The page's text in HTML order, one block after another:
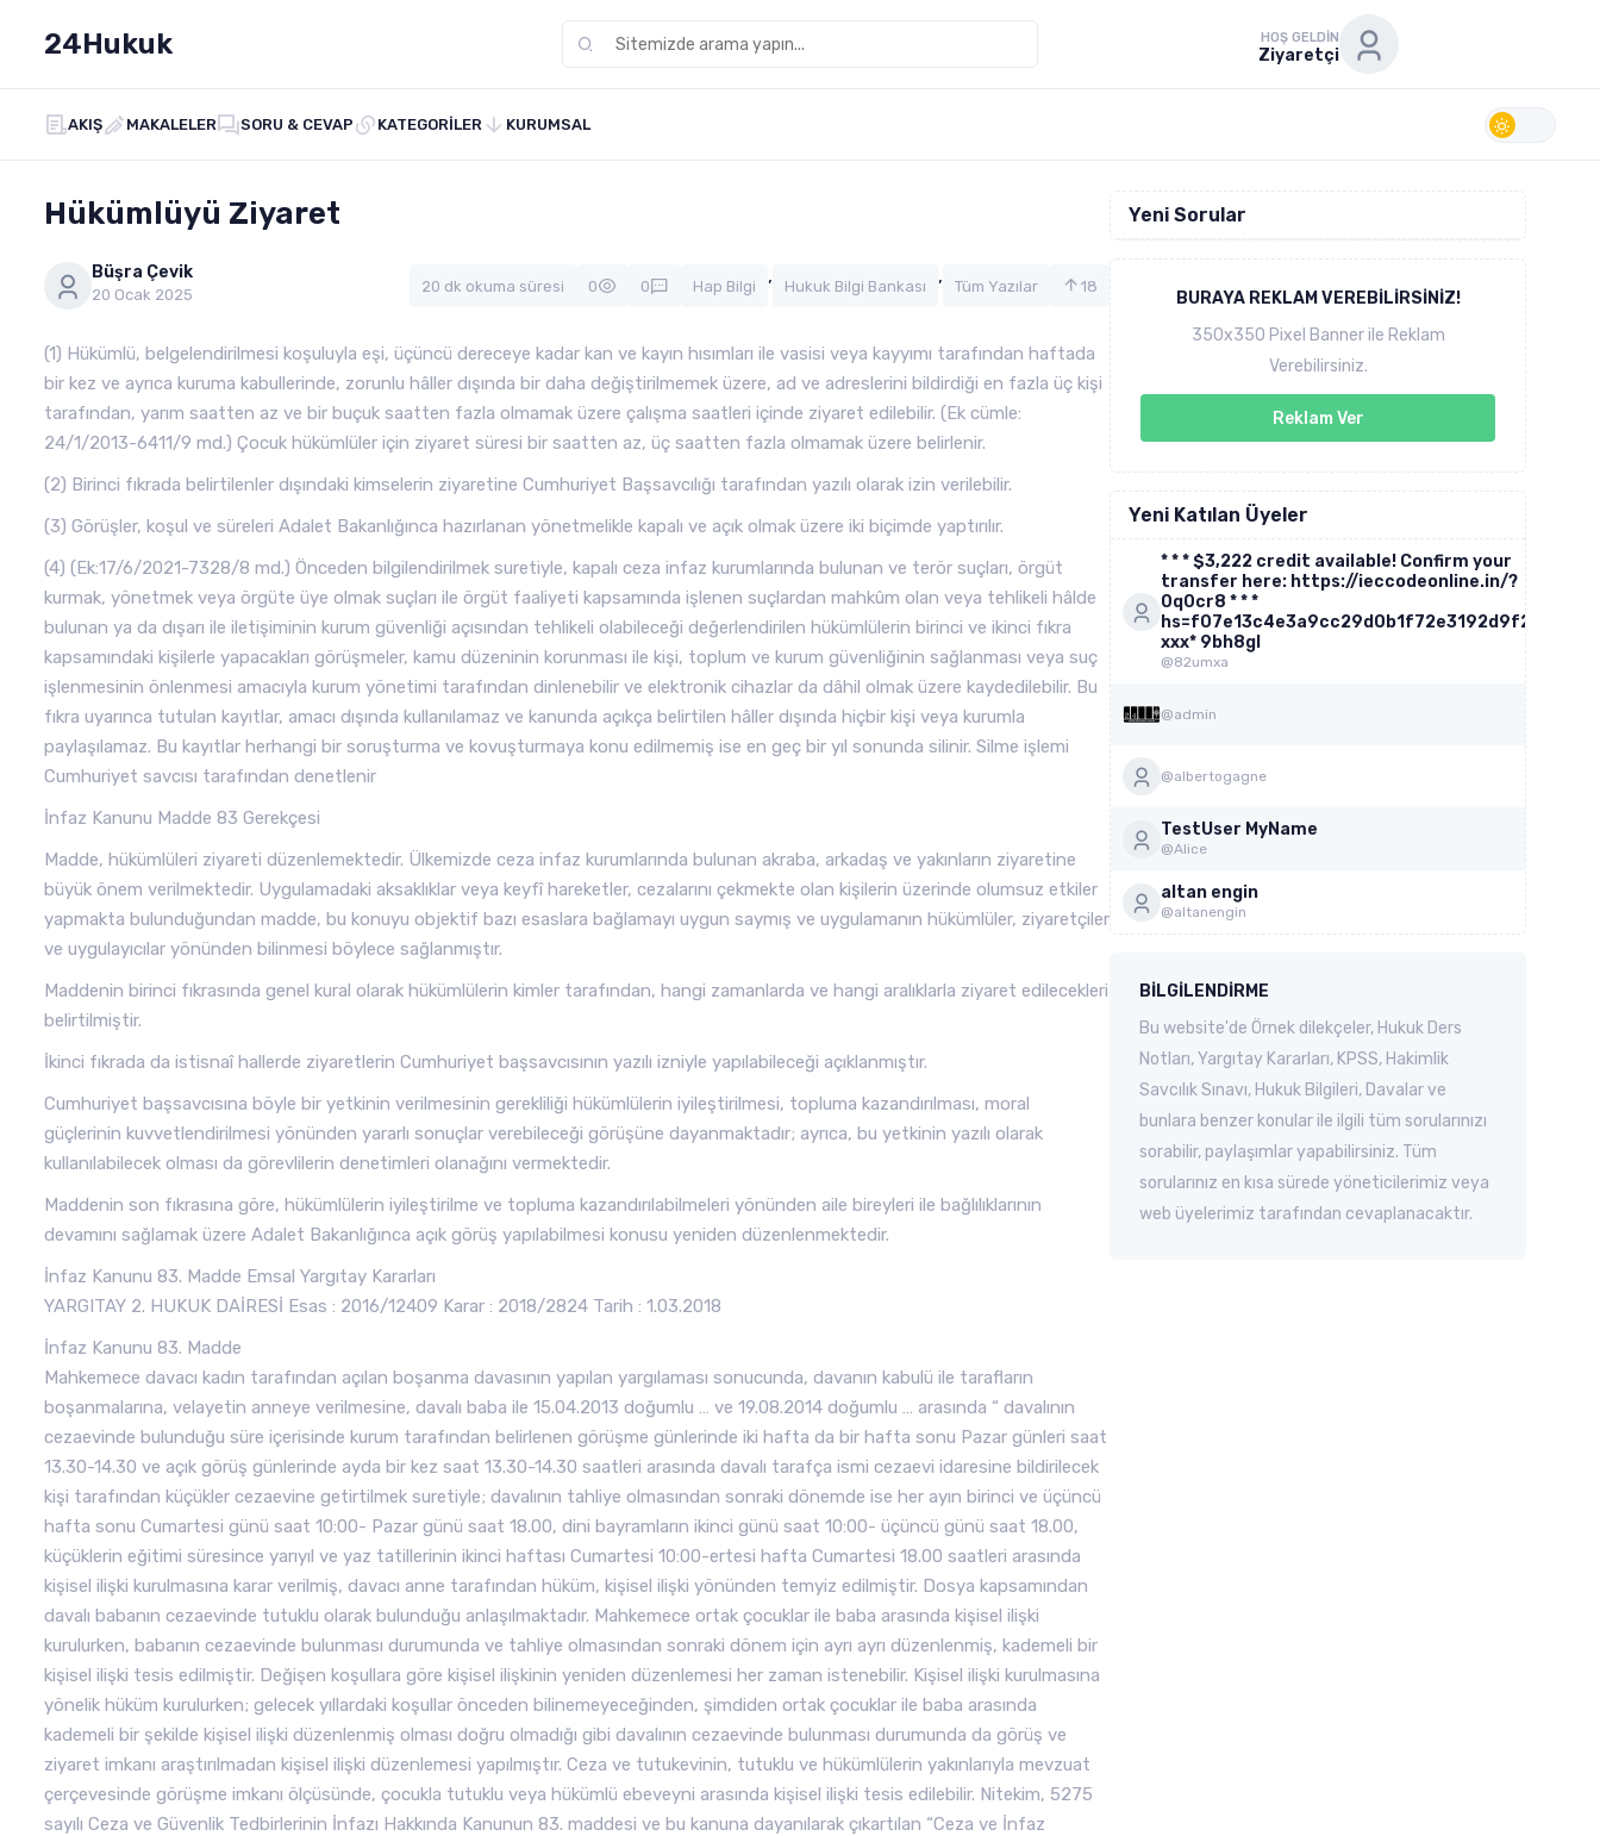
24Hukuk HOŞ GELDIN
Ziyaretçi
AKIŞ MAKALELER SORU & CEVAP KATEGORILER KURUMSAL
Hükümlüyü Ziyaret
Büşra Çevik
20 Ocak 2025 20 dk okuma süresi 0 0 Hap Bilgi , Hukuk Bilgi Bankası , Tüm Yazılar 18
(1) Hükümlü, belgelendirilmesi koşuluyla eşi, üçüncü dereceye kadar kan ve kayın hısımları ile vasisi veya kayyımı tarafından haftada
bir kez ve ayrıca kuruma kabullerinde, zorunlu hâller dışında bir daha değiştirilmemek üzere, ad ve adreslerini bildirdiği en fazla üç kişi
tarafından, yarım saatten az ve bir buçuk saatten fazla olmamak üzere çalışma saatleri içinde ziyaret edilebilir. (Ek cümle:
24/1/2013-6411/9 md.) Çocuk hükümlüler için ziyaret süresi bir saatten az, üç saatten fazla olmamak üzere belirlenir.
(2) Birinci fıkrada belirtilenler dışındaki kimselerin ziyaretine Cumhuriyet Başsavcılığı tarafından yazılı olarak izin verilebilir.
(3) Görüşler, koşul ve süreleri Adalet Bakanlığınca hazırlanan yönetmelikle kapalı ve açık olmak üzere iki biçimde yaptırılır.
(4) (Ek:17/6/2021-7328/8 md.) Önceden bilgilendirilmek suretiyle, kapalı ceza infaz kurumlarında bulunan ve terör suçları, örgüt
kurmak, yönetmek veya örgüte üye olmak suçları ile örgüt faaliyeti kapsamında işlenen suçlardan mahkûm olan veya tehlikeli hâlde
bulunan ya da dışarı ile iletişiminin kurum güvenliği açısından tehlikeli olabileceği değerlendirilen hükümlülerin birinci ve ikinci fıkra
kapsamındaki kişilerle yapacakları görüşmeler, kamu düzeninin korunması ile kişi, toplum ve kurum güvenliğinin sağlanması veya suç
işlenmesinin önlenmesi amacıyla kurum yönetimi tarafından dinlenebilir ve elektronik cihazlar da dâhil olmak üzere kaydedilebilir. Bu
fıkra uyarınca tutulan kayıtlar, amacı dışında kullanılamaz ve kanunda açıkça belirtilen hâller dışında hiçbir kişi veya kurumla
paylaşılamaz. Bu kayıtlar herhangi bir soruşturma ve kovuşturmaya konu edilmemiş ise en geç bir yıl sonunda silinir. Silme işlemi
Cumhuriyet savcısı tarafından denetlenir
İnfaz Kanunu Madde 83 Gerekçesi
Madde, hükümlüleri ziyareti düzenlemektedir. Ülkemizde ceza infaz kurumlarında bulunan akraba, arkadaş ve yakınların ziyaretine
büyük önem verilmektedir. Uygulamadaki aksaklıklar veya keyfî hareketler, cezalarını çekmekte olan kişilerin üzerinde olumsuz etkiler
yapmakta bulunduğundan madde, bu konuyu objektif bazı esaslara bağlamayı uygun saymış ve uygulamanın hükümlüler, ziyaretçiler
ve uygulayıcılar yönünden bilinmesi böylece sağlanmıştır.
Maddenin birinci fıkrasında genel kural olarak hükümlülerin kimler tarafından, hangi zamanlarda ve hangi aralıklarla ziyaret edilecekleri
belirtilmiştir.
İkinci fıkrada da istisnaî hallerde ziyaretlerin Cumhuriyet başsavcısının yazılı izniyle yapılabileceği açıklanmıştır.
Cumhuriyet başsavcısına böyle bir yetkinin verilmesinin gerekliliği hükümlülerin iyileştirilmesi, topluma kazandırılması, moral
güçlerinin kuvvetlendirilmesi yönünden yararlı sonuçlar verebileceği görüşüne dayanmaktadır; ayrıca, bu yetkinin yazılı olarak
kullanılabilecek olması da görevlilerin denetimleri olanağını vermektedir.
Maddenin son fıkrasına göre, hükümlülerin iyileştirilme ve topluma kazandırılabilmeleri yönünden aile bireyleri ile bağlılıklarının
devamını sağlamak üzere Adalet Bakanlığınca açık görüş yapılabilmesi konusu yeniden düzenlenmektedir.
İnfaz Kanunu 83. Madde Emsal Yargıtay Kararları
YARGITAY 2. HUKUK DAİRESİ Esas : 2016/12409 Karar : 2018/2824 Tarih : 1.03.2018
İnfaz Kanunu 83. Madde
Mahkemece davacı kadın tarafından açılan boşanma davasının yapılan yargılaması sonucunda, davanın kabulü ile tarafların
boşanmalarına, velayetin anneye verilmesine, davalı baba ile 15.04.2013 doğumlu … ve 19.08.2014 doğumlu … arasında “ davalının
cezaevinde bulunduğu süre içerisinde kurum tarafından belirlenen görüşme günlerinde iki hafta da bir hafta sonu Pazar günleri saat
13.30-14.30 ve açık görüş günlerinde ayda bir kez saat 13.30-14.30 saatleri arasında davalı tarafça ismi cezaevi idaresine bildirilecek
kişi tarafından küçükler cezaevine getirtilmek suretiyle; davalının tahliye olmasından sonraki dönemde ise her ayın birinci ve üçüncü
hafta sonu Cumartesi günü saat 10:00- Pazar günü saat 18.00, dini bayramların ikinci günü saat 10:00- üçüncü günü saat 18.00,
küçüklerin eğitimi süresince yarıyıl ve yaz tatillerinin ikinci haftası Cumartesi 10:00-ertesi hafta Cumartesi 18.00 saatleri arasında
kişisel ilişki kurulmasına karar verilmiş, davacı anne tarafından hüküm, kişisel ilişki yönünden temyiz edilmiştir. Dosya kapsamından
davalı babanın cezaevinde tutuklu olarak bulunduğu anlaşılmaktadır. Mahkemece ortak çocuklar ile baba arasında kişisel ilişki
kurulurken, babanın cezaevinde bulunması durumunda ve tahliye olmasından sonraki dönem için ayrı ayrı düzenlenmiş, kademeli bir
kişisel ilişki tesis edilmiştir. Değişen koşullara göre kişisel ilişkinin yeniden düzenlemesi her zaman istenebilir. Kişisel ilişki kurulmasına
yönelik hüküm kurulurken; gelecek yıllardaki koşullar önceden bilinemeyeceğinden, şimdiden ortak çocuklar ile baba arasında
kademeli bir şekilde kişisel ilişki düzenlenmiş olması doğru olmadığı gibi davalının cezaevinde bulunması durumunda da görüş ve
ziyaret imkanı araştırılmadan kişisel ilişki düzenlemesi yapılmıştır. Ceza ve tutukevinin, tutuklu ve hükümlülerin yakınlarıyla mevzuat
çerçevesinde görüşme imkanı ölçüsünde, çocukla tutuklu veya hükümlü ebeveyni arasında kişisel ilişki tesis edilebilir. Nitekim, 5275
sayılı Ceza ve Güvenlik Tedbirlerinin İnfazı Hakkında Kanunun 83. maddesi ve bu kanuna dayanılarak çıkartılan “Ceza ve İnfaz
Yeni Sorular
BURAYA REKLAM VEREBILIRSINIZ!
350x350 Pixel Banner ile Reklam
Verebilirsiniz.
Reklam Ver
Yeni Katılan Üyeler
* * * $3,222 credit available! Confirm your
transfer here: https://ieccodeonline.in/?
0q0cr8 * * *
hs=f07e13c4e3a9cc29d0b1f72e3192d9f2*
ххх* 9bh8gl
@82umxa
@admin
@albertogagne
TestUser MyName
@Alice
altan engin
@altanengin
BILGILENDIRME
Bu website'de Örnek dilekçeler, Hukuk Ders
Notları, Yargıtay Kararları, KPSS, Hakimlik
Savcılık Sınavı, Hukuk Bilgileri, Davalar ve
bunlara benzer konular ile ilgili tüm sorularınızı
sorabilir, paylaşımlar yapabilirsiniz. Tüm
sorularınız en kısa sürede yöneticilerimiz veya
web üyelerimiz tarafından cevaplanacaktır.